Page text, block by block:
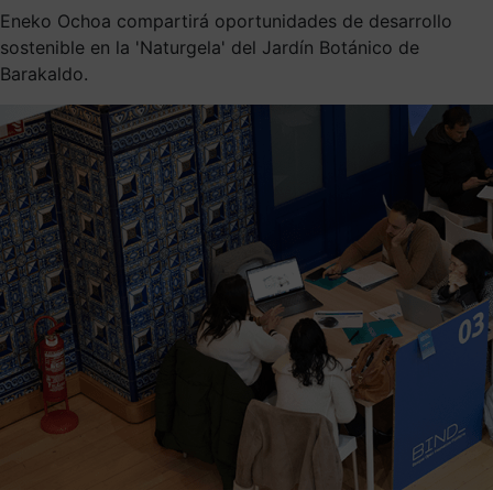
Eneko Ochoa compartirá oportunidades de desarrollo
sostenible en la 'Naturgela' del Jardín Botánico de
Barakaldo.